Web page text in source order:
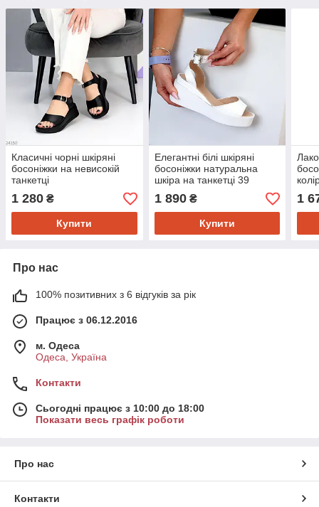
Класичні чорні шкіряні
босоніжки на невисокій
танкетці
1 280 ₴
Купити
Елегантні білі шкіряні
босоніжки натуральна
шкіра на танкетці 39
1 890₴
Купити
1
Про нас
100% позитивних з 6 відгуків за рік
Працює з 06.12.2016
м. Одеса
Одеса, Україна
Контакти
Сьогодні працює з 10:00 до 18:00
Показати весь графік роботи
Про нас
Контакти